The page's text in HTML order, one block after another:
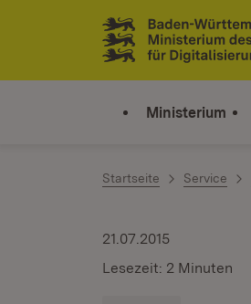
Zum Inhalt springen
Link zur Startseite
Ministerium
Startseite Service
21.07.2015
Lesezeit: 2 Minuten